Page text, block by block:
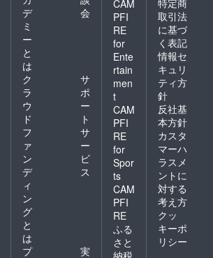
す。 ※
目標額
を超え
たご支
援をい
ただけ
た場合
は、大
会運営
費及び
次年度
開催時
の費用
て、利
用させ
ていた
だきま
イメー
ジをご
参照く
ださい)
※ ロゴ
画像の
受け渡
しは、
ご支援
いただ
く際に
ご入力
いただ
くメー
ルアド
レスに
担当者
から連
絡いた
しま
す。 ※
目標額
デ
ミ
ー
と
は
会
ク
ラ
ウ
ド
フ
ァ
ン
デ
ィ
ン
グ
と
は
サ
ポ
ー
ト
サ
ー
ビ
ス
プ
実
CAM
PFI
RE
for
Ente
rtain
men
t
CAM
PFI
RE
for
Spor
ts
CAM
PFI
RE
ふる
さと
納税
取引法
に基づ
く表記
情報セ
キュリ
ティ方
針
反社基
本方針
カスタ
マーハ
ラスメ
ントに
対する
考え方
クッ
キーポ
リシー